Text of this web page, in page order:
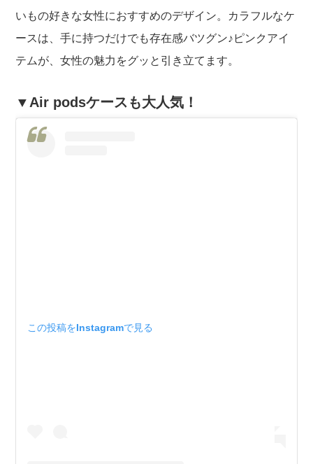
いもの好きな女性におすすめのデザイン。カラフルなケ
ースは、手に持つだけでも存在感バツグン♪ピンクアイ
テムが、女性の魅力をグッと引き立てます。
▼Air podsケースも大人気！
この投稿をInstagramで見る